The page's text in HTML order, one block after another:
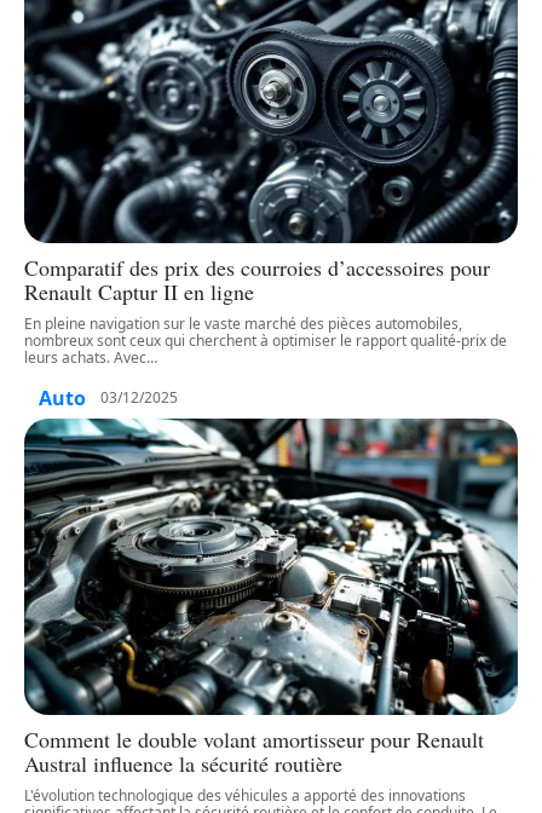
Comparatif des prix des courroies d’accessoires pour
Renault Captur II en ligne
En pleine navigation sur le vaste marché des pièces automobiles,
nombreux sont ceux qui cherchent à optimiser le rapport qualité-prix de
leurs achats. Avec…
Auto 03/12/2025
Comment le double volant amortisseur pour Renault
Austral influence la sécurité routière
L'évolution technologique des véhicules a apporté des innovations